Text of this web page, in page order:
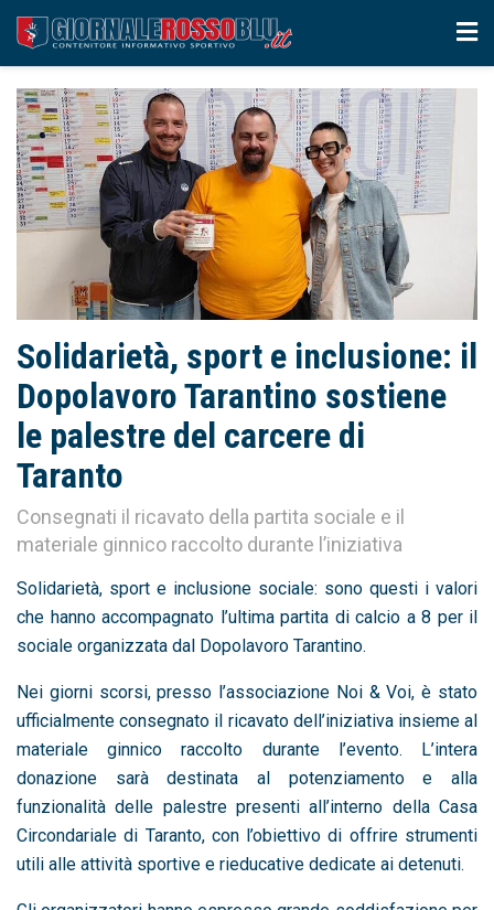
Solidarietà, sport e inclusione: il
Dopolavoro Tarantino sostiene
le palestre del carcere di
Taranto
Consegnati il ricavato della partita sociale e il
materiale ginnico raccolto durante l’iniziativa
Solidarietà, sport e inclusione sociale: sono questi i valori
che hanno accompagnato l’ultima partita di calcio a 8 per il
sociale organizzata dal Dopolavoro Tarantino.
Nei giorni scorsi, presso l’associazione Noi & Voi, è stato
ufficialmente consegnato il ricavato dell’iniziativa insieme al
materiale ginnico raccolto durante l’evento. L’intera
donazione sarà destinata al potenziamento e alla
funzionalità delle palestre presenti all’interno della Casa
Circondariale di Taranto, con l’obiettivo di offrire strumenti
utili alle attività sportive e rieducative dedicate ai detenuti.